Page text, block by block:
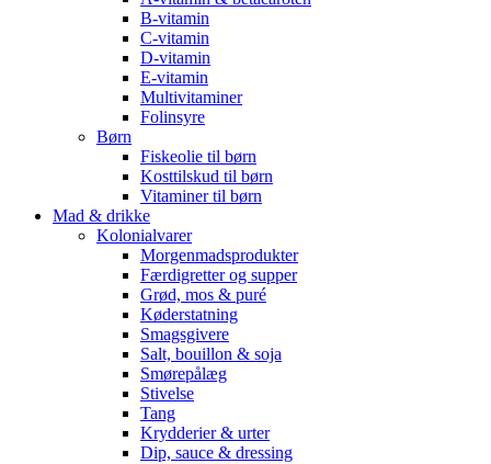
B-vitamin
C-vitamin
D-vitamin
E-vitamin
Multivitaminer
Folinsyre
Børn
Fiskeolie til børn
Kosttilskud til børn
Vitaminer til børn
Mad & drikke
Kolonialvarer
Morgenmadsprodukter
Færdigretter og supper
Grød, mos & puré
Køderstatning
Smagsgivere
Salt, bouillon & soja
Smørepålæg
Stivelse
Tang
Krydderier & urter
Dip, sauce & dressing